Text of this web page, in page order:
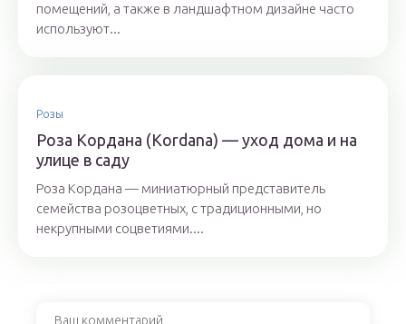
помещений, а также в ландшафтном дизайне часто
используют...
Розы
Роза Кордана (Kordana) — уход дома и на
улице в саду
Роза Кордана — миниатюрный представитель
семейства розоцветных, с традиционными, но
некрупными соцветиями....